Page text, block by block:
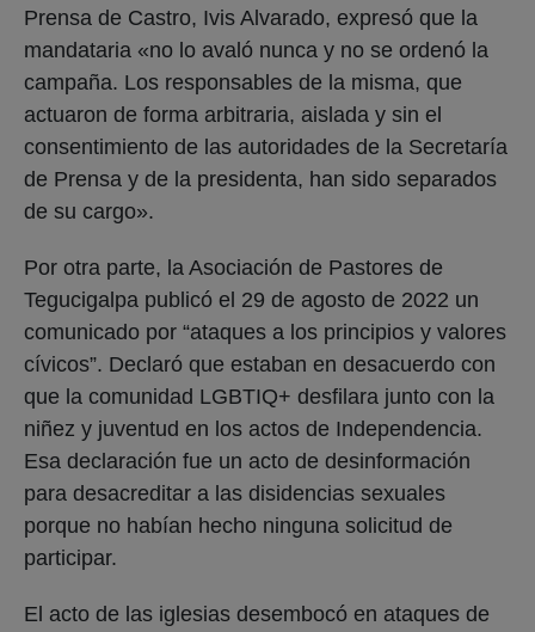
Prensa de Castro, Ivis Alvarado, expresó que la
mandataria «no lo avaló nunca y no se ordenó la
campaña. Los responsables de la misma, que
actuaron de forma arbitraria, aislada y sin el
consentimiento de las autoridades de la Secretaría
de Prensa y de la presidenta, han sido separados
de su cargo».
Por otra parte, la Asociación de Pastores de
Tegucigalpa publicó el 29 de agosto de 2022 un
comunicado por “ataques a los principios y valores
cívicos”. Declaró que estaban en desacuerdo con
que la comunidad LGBTIQ+ desfilara junto con la
niñez y juventud en los actos de Independencia.
Esa declaración fue un acto de desinformación
para desacreditar a las disidencias sexuales
porque no habían hecho ninguna solicitud de
participar.
El acto de las iglesias desembocó en ataques de